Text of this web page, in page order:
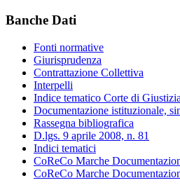
Banche Dati
Fonti normative
Giurisprudenza
Contrattazione Collettiva
Interpelli
Indice tematico Corte di Giustizia
Documentazione istituzionale,
Rassegna bibliografica
D.lgs. 9 aprile 2008, n. 81
Indici tematici
CoReCo Marche
CoReCo Marche